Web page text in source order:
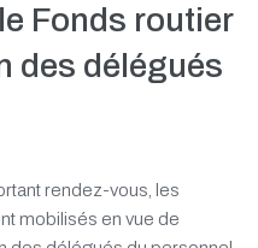
Fonds routier
des délégués
rendez-vous, les
mobilisés en vue de